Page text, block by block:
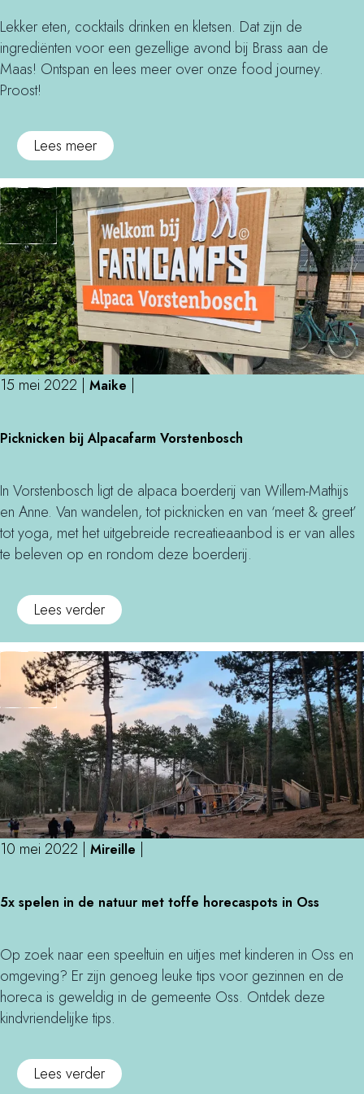
g
a
n
e
R
o
m
n
l
a
n
g
s
d
e
M
a
b
e
l
s
r
a
s
s
Lekker eten, cocktails drinken en kletsen. Dat zijn de
ingrediënten voor een gezellige avond bij Brass aan de
Maas! Ontspan en lees meer over onze food journey.
Proost!
Lees meer
Picknicken bij Alpacafarm Vorstenbosch
15 mei 2022 | Maike |
i
k
n
i
c
i
A
l
a
c
a
f
a
V
r
s
t
e
In Vorstenbosch ligt de alpaca boerderij van Willem-Mathijs
en Anne. Van wandelen, tot picknicken en van ‘meet & greet’
tot yoga, met het uitgebreide recreatieaanbod is er van alles
te beleven op en rondom deze boerderij.
Lees verder
5x spelen in de natuur met toffe horecaspots in Oss
10 mei 2022 | Mireille |
x
p
e
l
e
Op zoek naar een speeltuin en uitjes met kinderen in Oss en
omgeving? Er zijn genoeg leuke tips voor gezinnen en de
horeca is geweldig in de gemeente Oss. Ontdek deze
kindvriendelijke tips.
Lees verdero